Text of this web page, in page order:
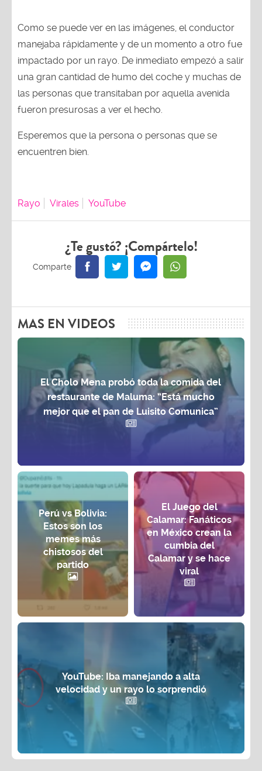
Como se puede ver en las imágenes, el conductor
manejaba rápidamente y de un momento a otro fue
impactado por un rayo. De inmediato empezó a salir
una gran cantidad de humo del coche y muchas de
las personas que transitaban por aquella avenida
fueron presurosas a ver el hecho.
Esperemos que la persona o personas que se
encuentren bien.
Rayo Virales YouTube
¿Te gustó? ¡Compártelo!
MAS EN VIDEOS
El Cholo Mena probó toda la comida del
restaurante de Maluma: “Está mucho
mejor que el pan de Luisito Comunica”
Perú vs Bolivia:
Estos son los
memes más
chistosos del
partido
El Juego del
Calamar: Fanáticos
en México crean la
cumbia del
Calamar y se hace
viral
YouTube: Iba manejando a alta
velocidad y un rayo lo sorprendió